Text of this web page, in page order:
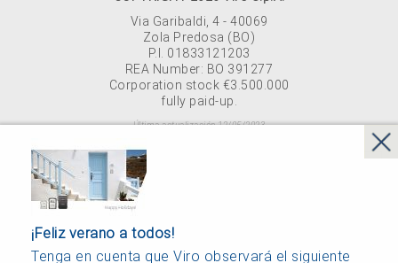
¡Feliz verano a todos!
Tenga en cuenta que Viro observará el siguiente
Via Garibaldi, 4 - 40069
Zola Predosa (BO)
P.I. 01833121203
REA Number: BO 391277
Corporation stock €3.500.000
fully paid-up.
Última actualización 12/05/2023
Privacy policy Cookie Whistleblowing